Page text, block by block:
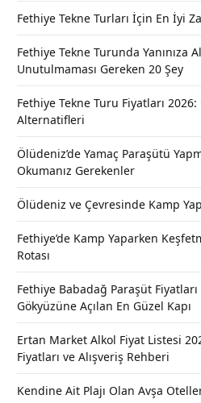
Fethiye Tekne Turları İçin En İyi
Fethiye Tekne Turunda Yanınıza
Unutulmaması Gereken 20 Şey
Fethiye Tekne Turu Fiyatları
Alternatifleri
Ölüdeniz’de Yamaç Paraşütü
Okumanız Gerekenler
Ölüdeniz ve Çevresinde Kamp
Fethiye’de Kamp Yaparken
Rotası
Fethiye Babadağ Paraşüt
Gökyüzüne Açılan En Güzel Kapı
Ertan Market Alkol Fiyat Listesi
Fiyatları ve Alışveriş Rehberi
Kendine Ait Plajı Olan Avşa